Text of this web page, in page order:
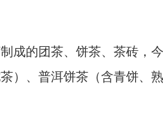
成的团茶、饼茶、茶砖，
）、普洱饼茶（含青饼、